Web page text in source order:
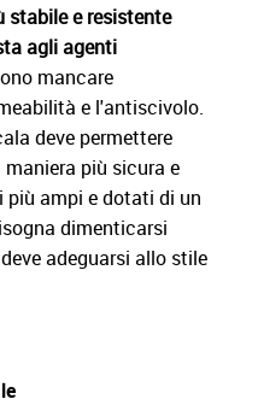
stabile e resistente
agli agenti
mancare
e l'antiscivolo.
deve permettere
più sicura e
più ampi e dotati di un
dimenticarsi
adeguarsi allo stile